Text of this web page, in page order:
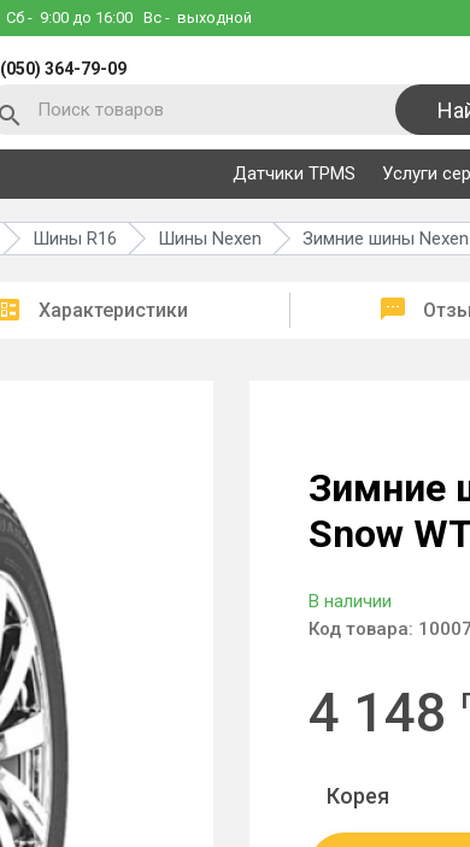
Сб - 9:00 до 16:00 Вс - выходной
(050) 364-79-09
Датчики TPMS Услуги
Шины R16 Шины Nexen Зимние шины Nexen
Характеристики
Зимние
Snow
В наличии
Код товара:
4 148
Корея